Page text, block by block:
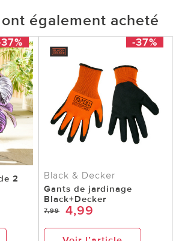
également acheté
2
-37%
Black & Decker
Gants de jardinage
Black+Decker
7,99 4,99